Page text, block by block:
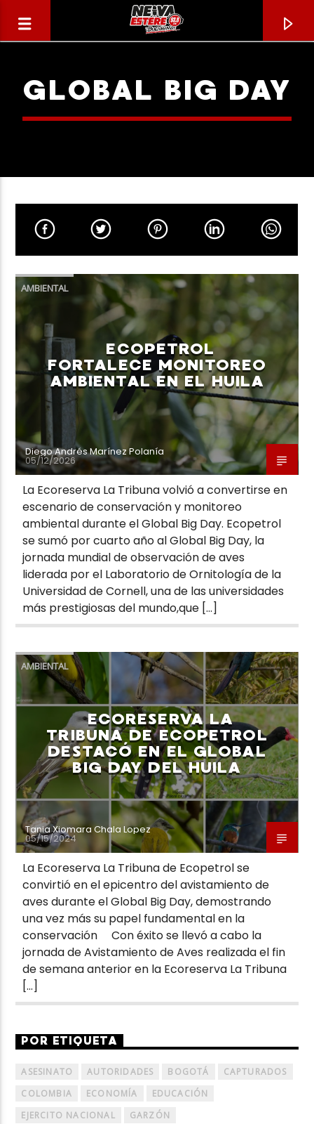
TÍTULO
ARTISTA
Neiva Estereo
GLOBAL BIG DAY
AMBIENTAL
ECOPETROL
FORTALECE MONITOREO
AMBIENTAL EN EL HUILA
Diego Andrés Marínez Polanía
05/12/2026
La Ecoreserva La Tribuna volvió a convertirse en
escenario de conservación y monitoreo
ambiental durante el Global Big Day. Ecopetrol
se sumó por cuarto año al Global Big Day, la
jornada mundial de observación de aves
liderada por el Laboratorio de Ornitología de la
Universidad de Cornell, una de las universidades
más prestigiosas del mundo,que […]
AMBIENTAL
ECORESERVA LA
TRIBUNA DE ECOPETROL
DESTACÓ EN EL GLOBAL
BIG DAY DEL HUILA
Tania Xiomara Chala Lopez
05/15/2024
La Ecoreserva La Tribuna de Ecopetrol se
convirtió en el epicentro del avistamiento de
aves durante el Global Big Day, demostrando
una vez más su papel fundamental en la
conservación Con éxito se llevó a cabo la
jornada de Avistamiento de Aves realizada el fin
de semana anterior en la Ecoreserva La Tribuna
[…]
POR ETIQUETA
ASESINATO AUTORIDADES BOGOTÁ
CAPTURADOS
COLOMBIA
ECONOMÍA
EDUCACIÓN
EJERCITO NACIONAL
GARZÓN